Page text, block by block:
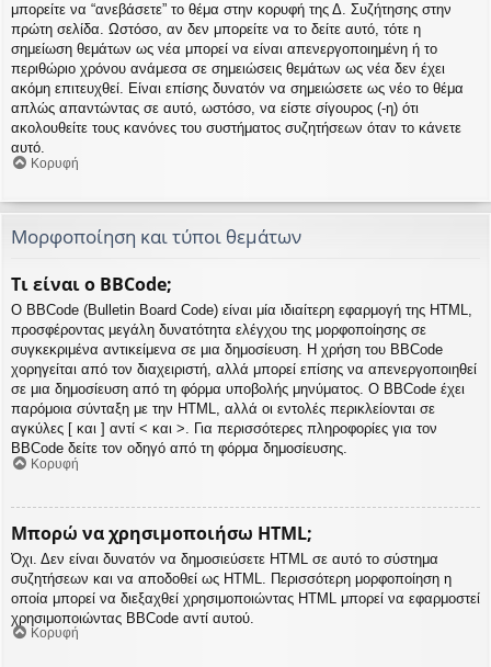
μπορείτε να “ανεβάσετε” το θέμα στην κορυφή της Δ. Συζήτησης στην
πρώτη σελίδα. Ωστόσο, αν δεν μπορείτε να το δείτε αυτό, τότε η
σημείωση θεμάτων ως νέα μπορεί να είναι απενεργοποιημένη ή το
περιθώριο χρόνου ανάμεσα σε σημειώσεις θεμάτων ως νέα δεν έχει
ακόμη επιτευχθεί. Είναι επίσης δυνατόν να σημειώσετε ως νέο το θέμα
απλώς απαντώντας σε αυτό, ωστόσο, να είστε σίγουρος (-η) ότι
ακολουθείτε τους κανόνες του συστήματος συζητήσεων όταν το κάνετε
αυτό.
Κορυφή
Μορφοποίηση και τύποι θεμάτων
Τι είναι ο BBCode;
Ο BBCode (Bulletin Board Code) είναι μία ιδιαίτερη εφαρμογή της HTML,
προσφέροντας μεγάλη δυνατότητα ελέγχου της μορφοποίησης σε
συγκεκριμένα αντικείμενα σε μια δημοσίευση. Η χρήση του BBCode
χορηγείται από τον διαχειριστή, αλλά μπορεί επίσης να απενεργοποιηθεί
σε μια δημοσίευση από τη φόρμα υποβολής μηνύματος. Ο BBCode έχει
παρόμοια σύνταξη με την HTML, αλλά οι εντολές περικλείονται σε
αγκύλες [ και ] αντί < και >. Για περισσότερες πληροφορίες για τον
BBCode δείτε τον οδηγό από τη φόρμα δημοσίευσης.
Κορυφή
Μπορώ να χρησιμοποιήσω HTML;
Όχι. Δεν είναι δυνατόν να δημοσιεύσετε HTML σε αυτό το σύστημα
συζητήσεων και να αποδοθεί ως HTML. Περισσότερη μορφοποίηση η
οποία μπορεί να διεξαχθεί χρησιμοποιώντας HTML μπορεί να εφαρμοστεί
χρησιμοποιώντας BBCode αντί αυτού.
Κορυφή